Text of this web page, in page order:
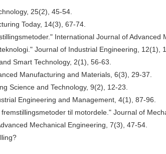
25(2), 45-54.
Today, 14(3), 67-74.
International Journal of Advanced
Journal of Industrial Engineering, 12(1),
Smart Technology, 2(1), 56-63.
Manufacturing and Materials, 6(3), 29-37.
Science and Technology, 9(2), 12-23.
Engineering and Management, 4(1), 87-96.
til motordele." Journal of
Mechanical Engineering, 7(3), 47-54.